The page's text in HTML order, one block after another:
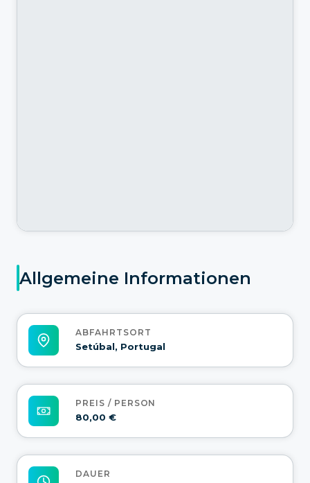
Allgemeine Informationen
ABFAHRTSORT
Setúbal, Portugal
PREIS / PERSON
80,00 €
DAUER